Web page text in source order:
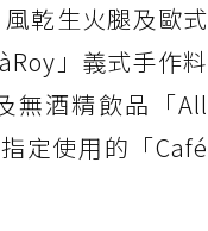
乾生火腿及歐式
」義式手作料
無酒精飲品「All
定使用的「Café